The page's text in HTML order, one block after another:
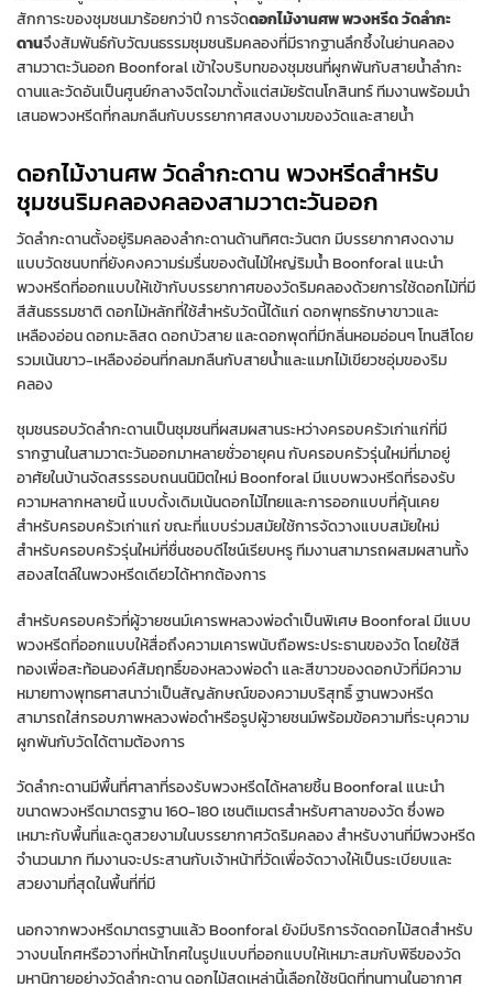
สักการะของชุมชนมาร้อยกว่าปี การจัดดอกไม้งานศพ พวงหรีด วัดลำกะ
ดานจึงสัมพันธ์กับวัฒนธรรมชุมชนริมคลองที่มีรากฐานลึกซึ้งในย่านคลอง
สามวาตะวันออก Boonforal เข้าใจบริบทของชุมชนที่ผูกพันกับสายน้ำลำกะ
ดานและวัดอันเป็นศูนย์กลางจิตใจมาตั้งแต่สมัยรัตนโกสินทร์ ทีมงานพร้อมนำ
เสนอพวงหรีดที่กลมกลืนกับบรรยากาศสงบงามของวัดและสายน้ำ
ดอกไม้งานศพ วัดลำกะดาน พวงหรีดสำหรับ
ชุมชนริมคลองคลองสามวาตะวันออก
วัดลำกะดานตั้งอยู่ริมคลองลำกะดานด้านทิศตะวันตก มีบรรยากาศงดงาม
แบบวัดชนบทที่ยังคงความร่มรื่นของต้นไม้ใหญ่ริมน้ำ Boonforal แนะนำ
พวงหรีดที่ออกแบบให้เข้ากับบรรยากาศของวัดริมคลองด้วยการใช้ดอกไม้ที่มี
สีสันธรรมชาติ ดอกไม้หลักที่ใช้สำหรับวัดนี้ได้แก่ ดอกพุทธรักษาขาวและ
เหลืองอ่อน ดอกมะลิสด ดอกบัวสาย และดอกพุดที่มีกลิ่นหอมอ่อนๆ โทนสีโดย
รวมเน้นขาว-เหลืองอ่อนที่กลมกลืนกับสายน้ำและแมกไม้เขียวชอุ่มของริม
คลอง
ชุมชนรอบวัดลำกะดานเป็นชุมชนที่ผสมผสานระหว่างครอบครัวเก่าแก่ที่มี
รากฐานในสามวาตะวันออกมาหลายชั่วอายุคน กับครอบครัวรุ่นใหม่ที่มาอยู่
อาศัยในบ้านจัดสรรรอบถนนนิมิตใหม่ Boonforal มีแบบพวงหรีดที่รองรับ
ความหลากหลายนี้ แบบดั้งเดิมเน้นดอกไม้ไทยและการออกแบบที่คุ้นเคย
สำหรับครอบครัวเก่าแก่ ขณะที่แบบร่วมสมัยใช้การจัดวางแบบสมัยใหม่
สำหรับครอบครัวรุ่นใหม่ที่ชื่นชอบดีไซน์เรียบหรู ทีมงานสามารถผสมผสานทั้ง
สองสไตล์ในพวงหรีดเดียวได้หากต้องการ
สำหรับครอบครัวที่ผู้วายชนม์เคารพหลวงพ่อดำเป็นพิเศษ Boonforal มีแบบ
พวงหรีดที่ออกแบบให้สื่อถึงความเคารพนับถือพระประธานของวัด โดยใช้สี
ทองเพื่อสะท้อนองค์สัมฤทธิ์ของหลวงพ่อดำ และสีขาวของดอกบัวที่มีความ
หมายทางพุทธศาสนาว่าเป็นสัญลักษณ์ของความบริสุทธิ์ ฐานพวงหรีด
สามารถใส่กรอบภาพหลวงพ่อดำหรือรูปผู้วายชนม์พร้อมข้อความที่ระบุความ
ผูกพันกับวัดได้ตามต้องการ
วัดลำกะดานมีพื้นที่ศาลาที่รองรับพวงหรีดได้หลายชิ้น Boonforal แนะนำ
ขนาดพวงหรีดมาตรฐาน 160-180 เซนติเมตรสำหรับศาลาของวัด ซึ่งพอ
เหมาะกับพื้นที่และดูสวยงามในบรรยากาศวัดริมคลอง สำหรับงานที่มีพวงหรีด
จำนวนมาก ทีมงานจะประสานกับเจ้าหน้าที่วัดเพื่อจัดวางให้เป็นระเบียบและ
สวยงามที่สุดในพื้นที่ที่มี
นอกจากพวงหรีดมาตรฐานแล้ว Boonforal ยังมีบริการจัดดอกไม้สดสำหรับ
วางบนโกศหรือวางที่หน้าโกศในรูปแบบที่ออกแบบให้เหมาะสมกับพิธีของวัด
มหานิกายอย่างวัดลำกะดาน ดอกไม้สดเหล่านี้เลือกใช้ชนิดที่ทนทานในอากาศ